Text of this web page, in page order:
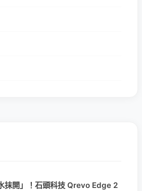
抹開」！石頭科技 Qrevo Edge 2